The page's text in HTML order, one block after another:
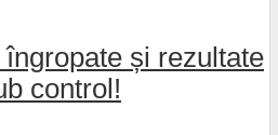
și rezultate
control!